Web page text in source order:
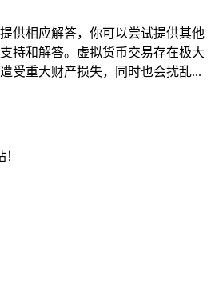
供相应解答，你可以尝试提供其他
持和解答。虚拟货币交易存在极大
受重大财产损失，同时也会扰乱...